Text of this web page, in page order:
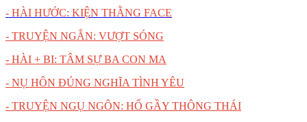
- HÀI HƯỚC: KIỆN THẰNG FACE
- TRUYỆN NGẮN: VƯỢT SÓNG
- HÀI + BI: TÂM SỰ BA CON MA
- NỤ HÔN ĐÚNG NGHĨA TÌNH YÊU
- TRUYỆN NGỤ NGÔN: HỔ GẦY THÔNG THÁI